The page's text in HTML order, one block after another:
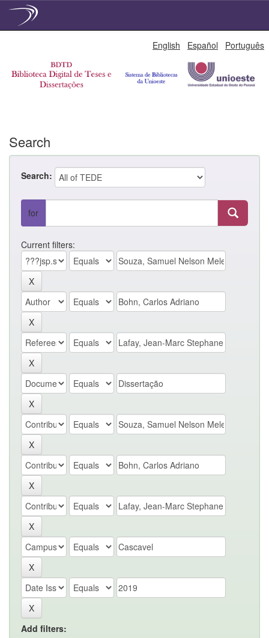
English Español Português
Search
Search:
for
Current filters:
Add filters: